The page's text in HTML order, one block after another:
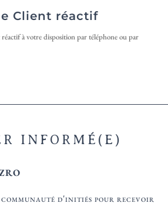
Client réactif
à votre disposition par téléphone ou par
INFORMÉ(E)
d'initiés pour recevoir